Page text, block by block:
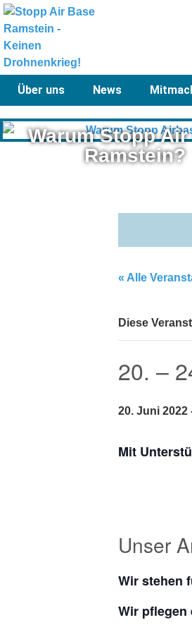
Über uns News
Warum Stopp
Ramstein?
« Alle
Diese
20. –
20. Juni 2022
Mit
Unser
Wir stehen
Wir pflegen